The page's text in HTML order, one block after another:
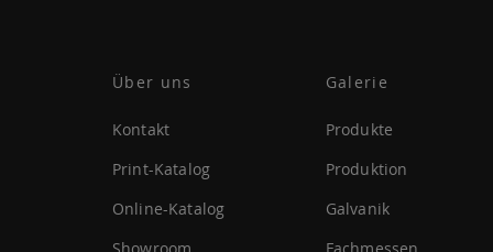
Über uns
Kontakt
Print-Katalog
Online-Katalog
Galerie
Produkte
Produktion
Galvanik